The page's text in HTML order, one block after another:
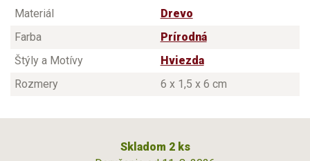
Materiál
Drevo
Farba
Prírodná
Štýly a Motívy
Hviezda
Rozmery
6 x 1,5 x 6 cm
Skladom 2 ks